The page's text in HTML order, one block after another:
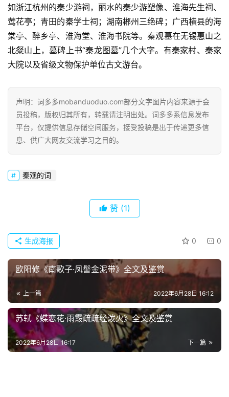
好
词
好
句
经
典
歌
词
如浙江杭州的秦少游祠，丽水的秦少游塑像、淮海先生祠、
莺花亭；青田的秦学士祠；湖南郴州三绝碑；广西横县的海
棠亭、醉乡亭、淮海堂、淮海书院等。秦观墓在无锡惠山之
北粲山上，墓碑上书“秦龙图墓”几个大字。有秦家村、秦家
大院以及省级文物保护单位古文游台。
声明：词多多mobanduoduo.com部分文字图片内容来源于会
员投稿，版权归其所有，转载请注明出处。词多多系信息发布
平台，仅提供信息存储空间服务，接受投稿是出于传递更多信
息、供广大网友交流学习之目的。
秦观的词
赞 (1)
0 0
生成海报
欧阳修《南歌子·凤髻金泥带》全文及鉴赏
上一篇 2022年6月28日 16:12
苏轼《蝶恋花·雨霰疏疏经泼火》全文及鉴赏
下一篇
2022年6月28日 16:17